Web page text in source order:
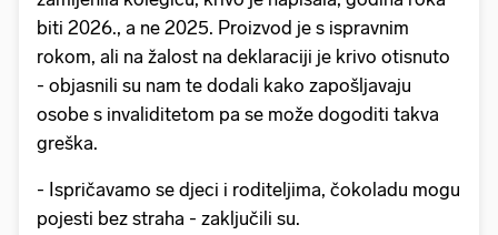
biti 2026., a ne 2025. Proizvod je s ispravnim
rokom, ali na žalost na deklaraciji je krivo otisnuto
- objasnili su nam te dodali kako zapošljavaju
osobe s invaliditetom pa se može dogoditi takva
greška.
- Ispričavamo se djeci i roditeljima, čokoladu mogu
pojesti bez straha - zaključili su.